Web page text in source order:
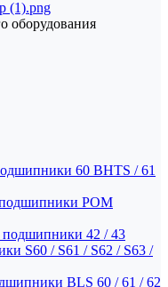
оборудования
60 BHTS / 61
POM
подшипники 42 / 43
S60 / S61 / S62 / S63 /
BLS 60 / 61 / 62